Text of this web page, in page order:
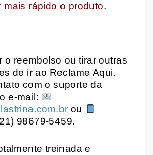
mais rápido o produto.
o reembolso ou tirar outras
de ir ao Reclame Aqui,
com o suporte da
e-mail:
ou
98679-5459.
treinada e